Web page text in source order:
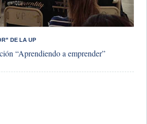
DE LA UP
“Aprendiendo a emprender”